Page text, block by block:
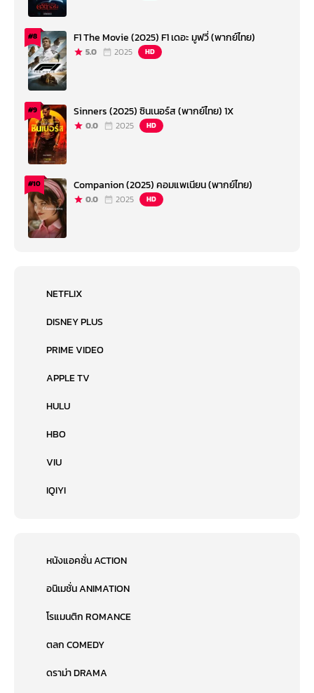
#8 F1 The Movie (2025) F1 เดอะ มูฟวี่ (พากย์ไทย)
5.0 2025 HD
#9 Sinners (2025) ซินเนอร์ส (พากย์ไทย) 1X
0.0 2025 HD
#10 Companion (2025) คอมแพเนียน (พากย์ไทย)
0.0 2025 HD
NETFLIX
DISNEY PLUS
PRIME VIDEO
APPLE TV
HULU
HBO
VIU
IQIYI
หนังแอคชั่น ACTION
อนิเมชั่น ANIMATION
โรแมนติก ROMANCE
ตลก COMEDY
ดราม่า DRAMA